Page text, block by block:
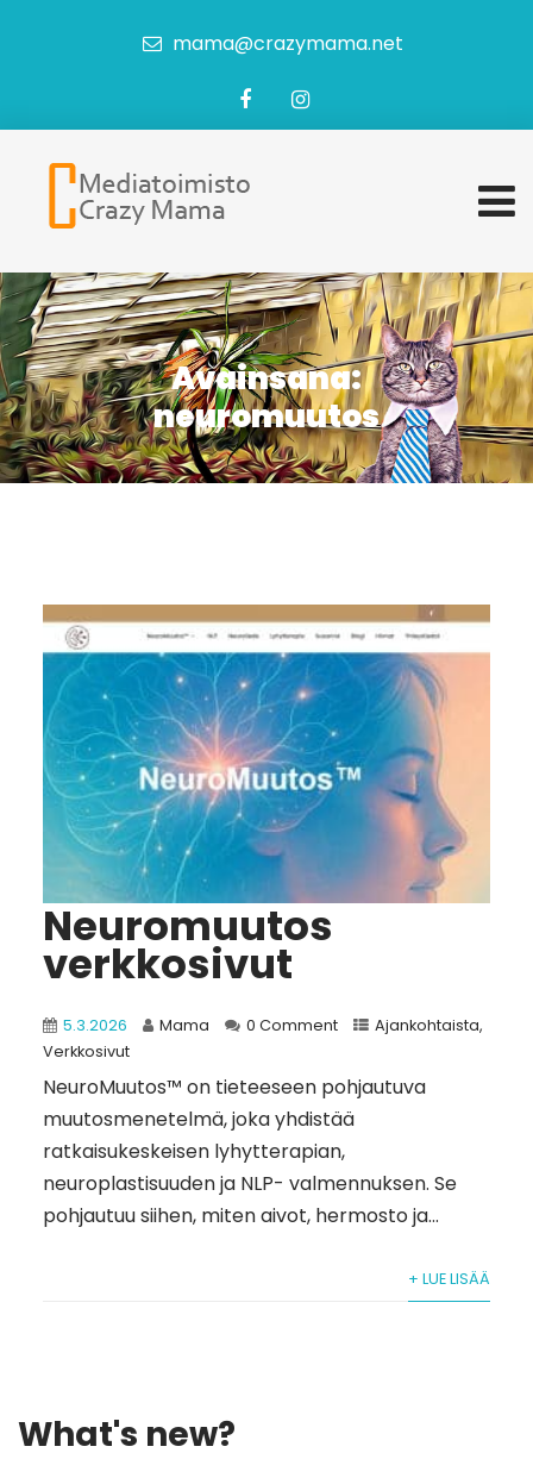
mama@crazymama.net
Avainsana:
neuromuutos
Neuromuutos
verkkosivut
5.3.2026 Mama 0 Comment Ajankohtaista,
Verkkosivut
NeuroMuutos™ on tieteeseen pohjautuva
muutosmenetelmä, joka yhdistää
ratkaisukeskeisen lyhytterapian,
neuroplastisuuden ja NLP- valmennuksen. Se
pohjautuu siihen, miten aivot, hermosto ja...
+ LUE LISÄÄ
What's new?